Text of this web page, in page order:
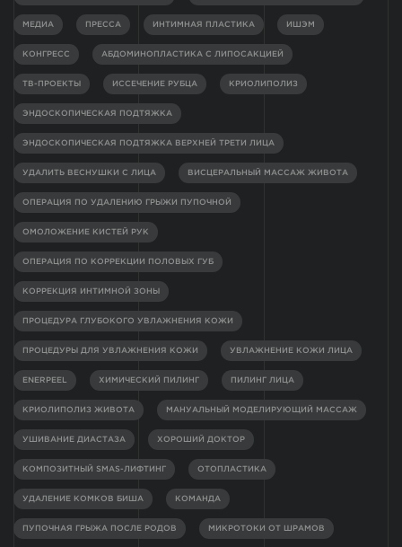
МЕДИА ПРЕССА ИНТИМНАЯ ПЛАСТИКА ИШЭМ
КОНГРЕСС АБДОМИНОПЛАСТИКА С ЛИПОСАКЦИЕЙ
ТВ-ПРОЕКТЫ ИССЕЧЕНИЕ РУБЦА КРИОЛИПОЛИЗ
ЭНДОСКОПИЧЕСКАЯ ПОДТЯЖКА
ЭНДОСКОПИЧЕСКАЯ ПОДТЯЖКА ВЕРХНЕЙ ТРЕТИ ЛИЦА
УДАЛИТЬ ВЕСНУШКИ С ЛИЦА ВИСЦЕРАЛЬНЫЙ МАССАЖ ЖИВОТА
ОПЕРАЦИЯ ПО УДАЛЕНИЮ ГРЫЖИ ПУПОЧНОЙ
ОМОЛОЖЕНИЕ КИСТЕЙ РУК
ОПЕРАЦИЯ ПО КОРРЕКЦИИ ПОЛОВЫХ ГУБ
КОРРЕКЦИЯ ИНТИМНОЙ ЗОНЫ
ПРОЦЕДУРА ГЛУБОКОГО УВЛАЖНЕНИЯ КОЖИ
ПРОЦЕДУРЫ ДЛЯ УВЛАЖНЕНИЯ КОЖИ УВЛАЖНЕНИЕ КОЖИ ЛИЦА
ENERPEEL ХИМИЧЕСКИЙ ПИЛИНГ ПИЛИНГ ЛИЦА
КРИОЛИПОЛИЗ ЖИВОТА МАНУАЛЬНЫЙ МОДЕЛИРУЮЩИЙ МАССАЖ
УШИВАНИЕ ДИАСТАЗА ХОРОШИЙ ДОКТОР
КОМПОЗИТНЫЙ SMAS-ЛИФТИНГ ОТОПЛАСТИКА
УДАЛЕНИЕ КОМКОВ БИША КОМАНДА
ПУПОЧНАЯ ГРЫЖА ПОСЛЕ РОДОВ МИКРОТОКИ ОТ ШРАМОВ